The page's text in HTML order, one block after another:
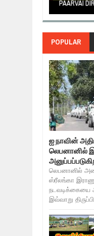
PAARVAI
POPULAR
ஐ நாவின்
லெபனானில்
லெபனானில்
ஸ்ரீலங்கா
நடவடிக்கையை
இவ்வாறு